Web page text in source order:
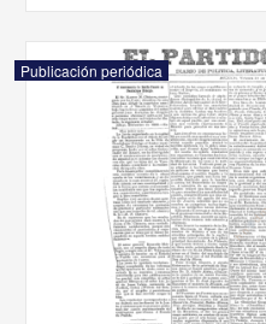
Publicación periódica